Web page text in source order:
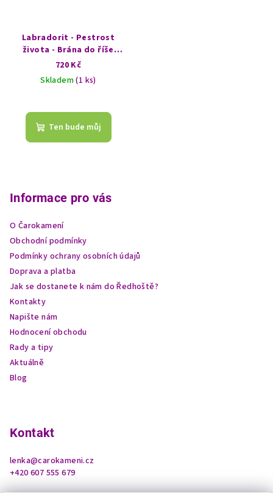
Labradorit - Pestrost
života - Brána do říše
přírody
720 Kč
Skladem(1 ks)
Ten bude můj
Informace pro vás
O Čarokamení
Obchodní podmínky
Podmínky ochrany osobních údajů
Doprava a platba
Jak se dostanete k nám do Ředhoště?
Kontakty
Napište nám
Hodnocení obchodu
Rady a tipy
Aktuálně
Blog
Kontakt
lenka@carokameni.cz
+420 607 555 679